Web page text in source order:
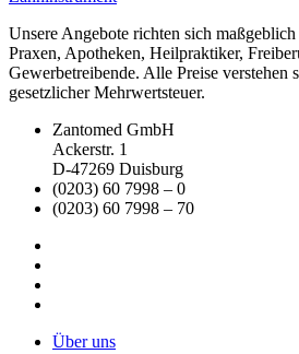
Unsere Angebote richten sich
Praxen, Apotheken, Heilpraktiker,
Gewerbetreibende. Alle Preise verstehen
gesetzlicher Mehrwertsteuer.
Zantomed GmbH
Ackerstr. 1
D-47269 Duisburg
(0203) 60 7998 – 0
(0203) 60 7998 – 70
Über uns